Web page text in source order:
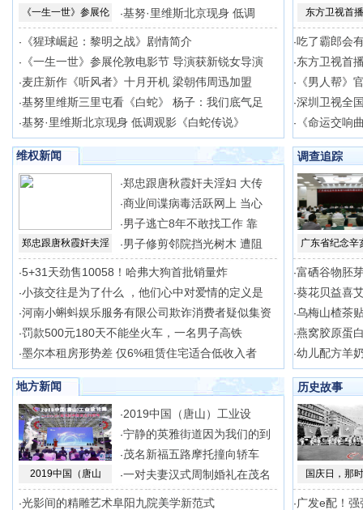
《一生一世》参展伦 ·基努·里维斯北京现身 低调
· 《猩球崛起：黎明之战》剧情简介
· 《一生一世》参展伦敦电影节 导演获新锐女导演
·麦庄新作《听风者》十月开机 梁朝伟周迅加盟
·基努里维斯三里屯看《白蛇》 杨子：我们底气足
·基努·里维斯北京现身 低调观影《白蛇传说》
东方卫视首
·吃了霸郎会
·东方卫视首
· 《男人帮》
·深圳卫视全
· 《命运交响
维权新闻
郑忠跟唐秋霞奸夫淫
·郑忠跟唐秋霞奸夫淫妇 大传
·商业间谍病毒活跃网上 当心
·男子逃亡8年不敢找工作 靠
·男子修剪邻院挡光树木 遭阻
·5+31天劲售10058！哈弗大狗首批销量炸
·小孩交往是为了什么 ，他们心中对爱情的定义是
·河南小蝌蚪娱乐服务有限公司欺诈消费者疑似集资
·罚款500元180天不能坐火车，一名男子高铁
·墨尔本租房形势差 仅6%租赁住宅适合低收入者
调查追踪
广东省纪念辛
·富硒谷物胚
·葵花贝益喜
·乌梅山楂茶
·燕窝胶原蛋
·幼儿配方羊
地方新闻
2019中国（唐山
·2019中国（唐山）工业设
·宁静的英雅街道因为我们的到
·茂名新福五路摩托撞向轿车
·一对夫妻汉式周制婚礼在茂名
·光影间的精雕艺术阜阳九院美学新范式
历史故事
国庆日，那
· 广发e配！